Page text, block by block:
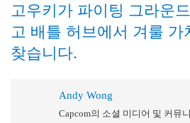
고우키가 파이팅 그라운
고 배틀 허브에서 겨룰 가
찾습니다.
Andy Wong
Capcom의 소셜 미디어 및 커뮤